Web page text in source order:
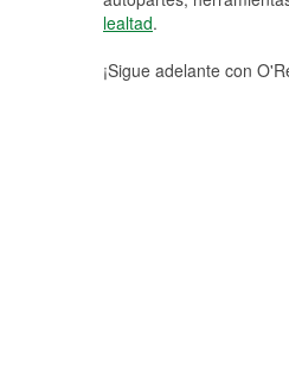
lealtad.
¡Sigue adelante con